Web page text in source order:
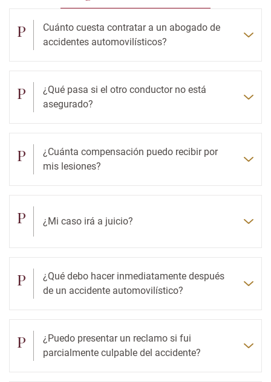
P
Cuánto cuesta contratar a un abogado de
accidentes automovilísticos?
P
¿Qué pasa si el otro conductor no está
asegurado?
P
¿Cuánta compensación puedo recibir por
mis lesiones?
P ¿Mi caso irá a juicio?
P
¿Qué debo hacer inmediatamente después
de un accidente automovilístico?
P
¿Puedo presentar un reclamo si fui
parcialmente culpable del accidente?